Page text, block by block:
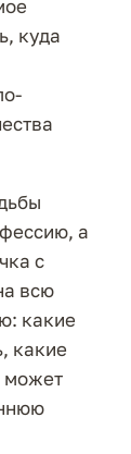
куда
а
с
всю
какие
какие
может